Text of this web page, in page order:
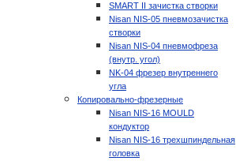
SMART II зачистка створки
Nisan NIS-05 пневмозачистка
створки
Nisan NIS-04 пневмофреза
(внутр. угол)
NK-04 фрезер внутреннего
угла
Копировально-фрезерные
Nisan NIS-16 MOULD
кондуктор
Nisan NIS-16 трехшпиндельная
головка